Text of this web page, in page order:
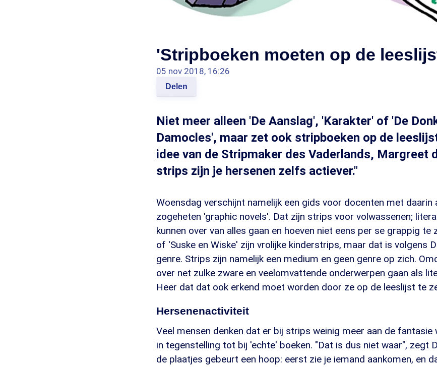
'Stripboeken moeten op de
05 nov 2018, 16:26
Delen
Niet meer alleen 'De Aanslag', 'Karakter' of 'De
Damocles', maar zet ook stripboeken op de
idee van de Stripmaker des Vaderlands, Margreet
strips zijn je hersenen zelfs actiever."
Woensdag verschijnt namelijk een gids voor docenten met daarin
zogeheten 'graphic novels'. Dat zijn strips voor volwassenen;
kunnen over van alles gaan en hoeven niet eens per se grappig te
of 'Suske en Wiske' zijn vrolijke kinderstrips, maar dat is volgens
genre. Strips zijn namelijk een medium en geen genre op zich.
over net zulke zware en veelomvattende onderwerpen gaan als
Heer dat dat ook erkend moet worden door ze op de leeslijst te
Hersenenactiviteit
Veel mensen denken dat er bij strips weinig meer aan de fantasie
in tegenstelling tot bij 'echte' boeken. "Dat is dus niet waar", zegt
de plaatjes gebeurt een hoop: eerst zie je iemand aankomen, en